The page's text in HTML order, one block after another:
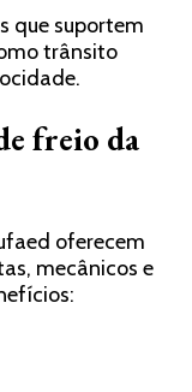
que suportem
trânsito
freio da
oferecem
mecânicos e